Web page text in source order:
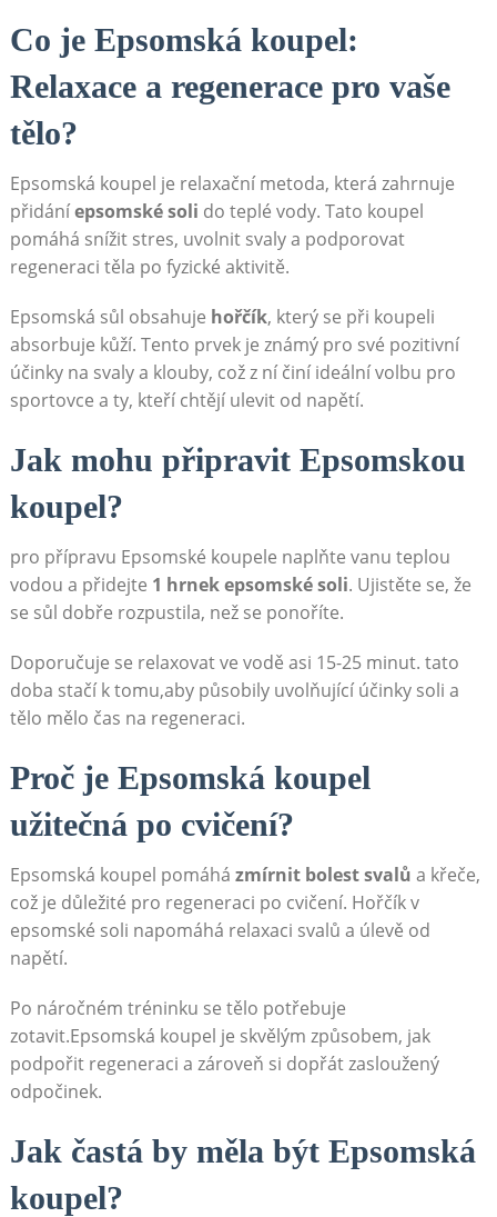
Co je Epsomská koupel:
Relaxace a regenerace pro vaše
tělo?
Epsomská koupel je relaxační metoda, která zahrnuje
přidáníepsomské soli do teplé vody. Tato koupel
pomáhá snížit stres, uvolnit svaly a podporovat
regeneraci těla po fyzické aktivitě.
Epsomská sůl obsahuje hořčík, který se při koupeli
absorbuje kůží. Tento prvek je známý pro své pozitivní
účinky na svaly a klouby, což z ní činí ideální volbu pro
sportovce a ty, kteří chtějí ulevit od napětí.
Jak mohu připravit Epsomskou
koupel?
pro přípravu Epsomské koupele naplňte vanu teplou
vodou a přidejte 1 hrnek epsomské soli. Ujistěte se, že
se sůl dobře rozpustila, než se ponoříte.
Doporučuje se relaxovat ve vodě asi 15-25 minut. tato
doba stačí k tomu,aby působily uvolňující účinky soli a
tělo mělo čas na regeneraci.
Proč je Epsomská koupel
užitečná po cvičení?
Epsomská koupel pomáhá zmírnit bolest svalů a křeče,
což je důležité pro regeneraci po cvičení. Hořčík v
epsomské soli napomáhá relaxaci svalů a úlevě od
napětí.
Po náročném tréninku se tělo potřebuje
zotavit.Epsomská koupel je skvělým způsobem, jak
podpořit regeneraci a zároveň si dopřát zasloužený
odpočinek.
Jak častá by měla být Epsomská
koupel?